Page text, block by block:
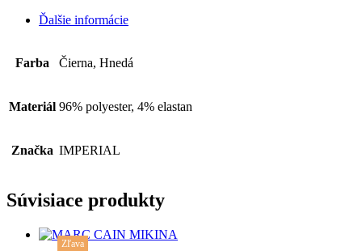
Ďalšie informácie
Farba Čierna, Hnedá
Materiál 96% polyester, 4% elastan
Značka IMPERIAL
Súvisiace produkty
This
product
Zľava